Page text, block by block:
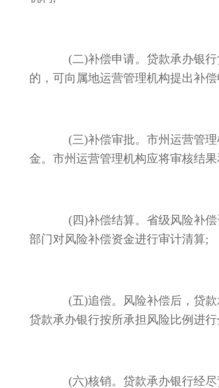
(二)补偿申请。贷款承办银行
的，可向属地运营管理机构提出补
(三)补偿审批。市州运营管理
金。市州运营管理机构应将审核结
(四)补偿结算。省级风险补偿
部门对风险补偿资金进行审计清算;
(五)追偿。风险补偿后，贷款
贷款承办银行按所承担风险比例进
(六)核销。贷款承办银行经尽